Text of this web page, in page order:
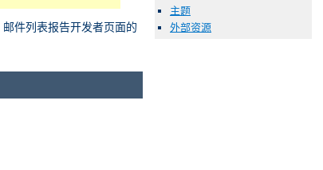
邮件列表报告开发者页面的
主题
外部资源